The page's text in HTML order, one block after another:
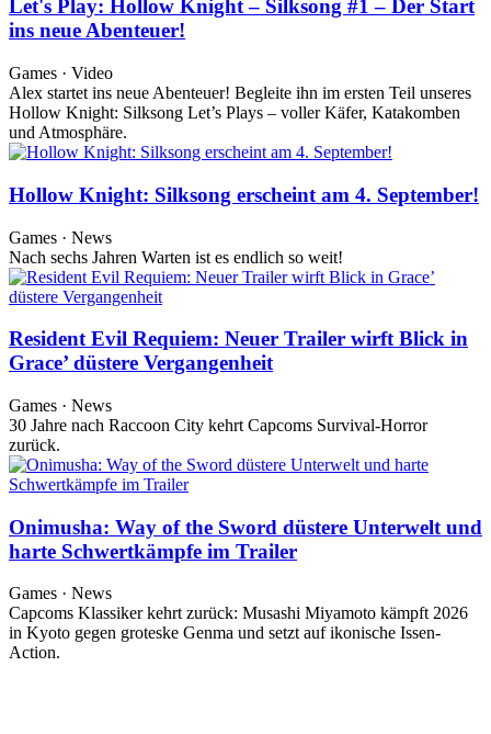
Let's Play: Hollow Knight – Silksong #1 – Der Start
ins neue Abenteuer!
Games · Video
Alex startet ins neue Abenteuer! Begleite ihn im ersten Teil unseres
Hollow Knight: Silksong Let’s Plays – voller Käfer, Katakomben
und Atmosphäre.
Hollow Knight: Silksong erscheint am 4. September!
Games · News
Nach sechs Jahren Warten ist es endlich so weit!
Resident Evil Requiem: Neuer Trailer wirft Blick in
Grace’ düstere Vergangenheit
Games · News
30 Jahre nach Raccoon City kehrt Capcoms Survival-Horror
zurück.
Onimusha: Way of the Sword düstere Unterwelt und
harte Schwertkämpfe im Trailer
Games · News
Capcoms Klassiker kehrt zurück: Musashi Miyamoto kämpft 2026
in Kyoto gegen groteske Genma und setzt auf ikonische Issen-
Action.